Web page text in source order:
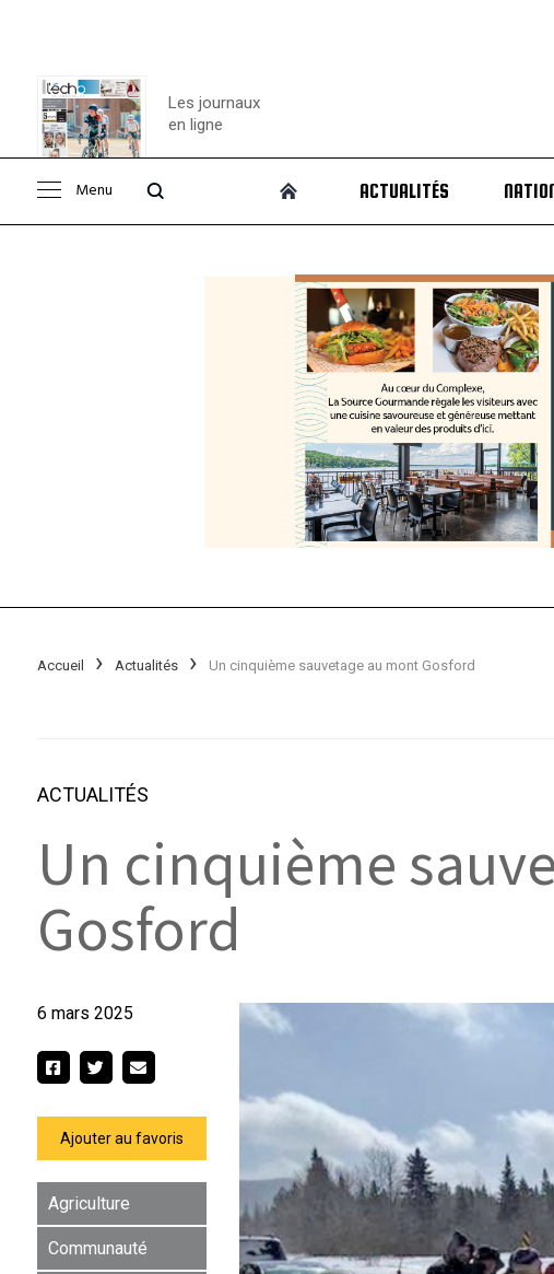
Consulter le
Les journaux
en ligne
Menu ACTUALITÉS
Accueil Actualités Un cinquième sauvetage au mont Gosford
ACTUALITÉS
Un cinquième
Gosford
6 mars 2025
Ajouter au favoris
Agriculture
Communauté